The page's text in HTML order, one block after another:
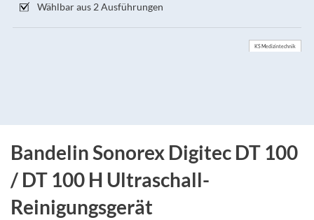
Wählbar aus 2 Ausführungen
KS Medizintechnik
Bandelin Sonorex Digitec DT 100
/ DT 100 H Ultraschall-
Reinigungsgerät